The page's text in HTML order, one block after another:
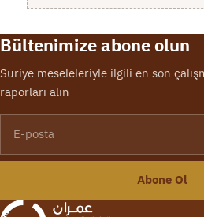
Bültenimize abone olun
Suriye meseleleriyle ilgili en son
raporları alın
Abone Ol